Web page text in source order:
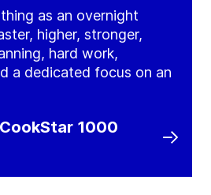
as an overnight
higher, stronger,
hard work,
a dedicated focus on an
1000